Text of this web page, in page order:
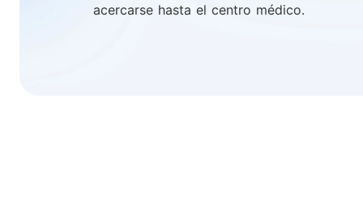
acercarse hasta el centro médico.